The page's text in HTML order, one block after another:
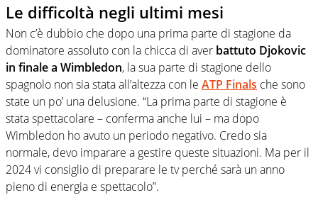
Le difficoltà negli ultimi mesi
Non c’è dubbio che dopo una prima parte di stagione da
dominatore assoluto con la chicca di aver battuto Djokovic
in finale a Wimbledon, la sua parte di stagione dello
spagnolo non sia stata all’altezza con le ATP Finals che sono
state un po’ una delusione. “La prima parte di stagione è
stata spettacolare – conferma anche lui – ma dopo
Wimbledon ho avuto un periodo negativo. Credo sia
normale, devo imparare a gestire queste situazioni. Ma per il
2024 vi consiglio di preparare le tv perché sarà un anno
pieno di energia e spettacolo”.